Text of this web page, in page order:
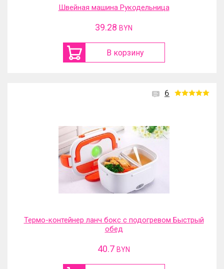
Швейная машина Рукодельница
39.28 BYN
В корзину
6
Термо-контейнер ланч бокс с подогревом Быстрый
обед
40.7 BYN